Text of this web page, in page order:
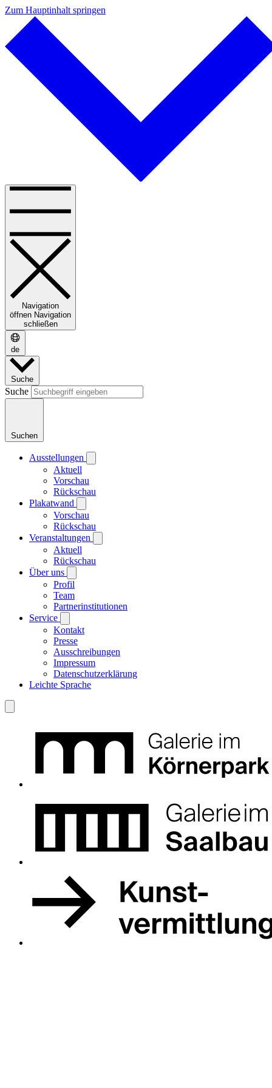
Zum Hauptinhalt springen
Navigation
öffnen Navigation
schließen
de
Suche
Suche
Suchen
Ausstellungen
Aktuell
Vorschau
Rückschau
Plakatwand
Vorschau
Rückschau
Veranstaltungen
Aktuell
Rückschau
Über uns
Profil
Team
Partnerinstitutionen
Service
Kontakt
Presse
Ausschreibungen
Impressum
Datenschutzerklärung
Leichte Sprache